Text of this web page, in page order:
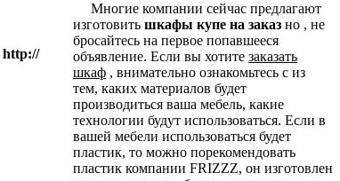
http://
Многие компании сейчас предлагают
изготовить шкафы купе на заказ но , не
бросайтесь на первое попавшееся
объявление. Если вы хотите заказать
шкаф , внимательно ознакомьтесь с из
тем, каких материалов будет
производиться ваша мебель, какие
технологии будут использоваться. Если в
вашей мебели использоваться будет
пластик, то можно порекомендовать
пластик компании FRIZZZ, он изготовлен